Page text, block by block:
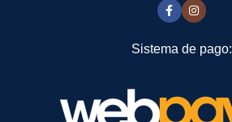
Sistema de pago: